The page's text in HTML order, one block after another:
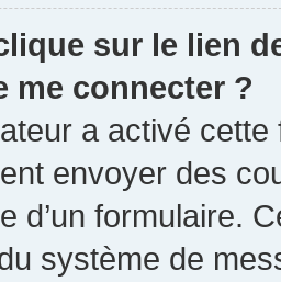
sur le lien
me connecter ?
a activé
envoyer des
d’un formulaire.
système de